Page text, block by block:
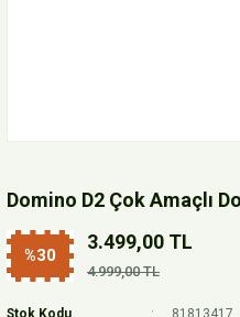
Domino D2 Çok Amaçlı
%30
3.499,00 TL
4.999,00 TL
Stok Kodu
81813417